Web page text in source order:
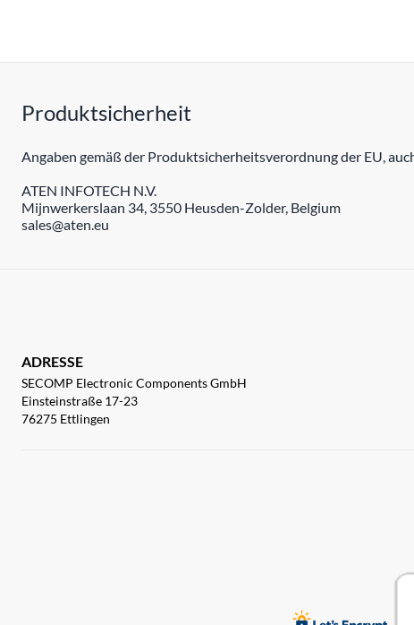
Produktsicherheit
Angaben gemäß der Produktsicherheitsverordnung der EU,
ATEN INFOTECH N.V.
Mijnwerkerslaan 34, 3550 Heusden-Zolder, Belgium
sales@aten.eu
ADRESSE
SECOMP Electronic Components GmbH
Einsteinstraße 17-23
76275 Ettlingen